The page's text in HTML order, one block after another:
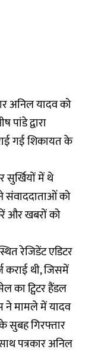
अनिल यादव को
पांडे द्वारा
गई शिकायत के
में थे
संवाददाताओं को
और खबरों को
रेजिडेंट एडिटर
कराई थी, जिसमें
का ट्विटर हैंडल
ने मामले में यादव
सुबह गिरफ्तार
पत्रकार अनिल